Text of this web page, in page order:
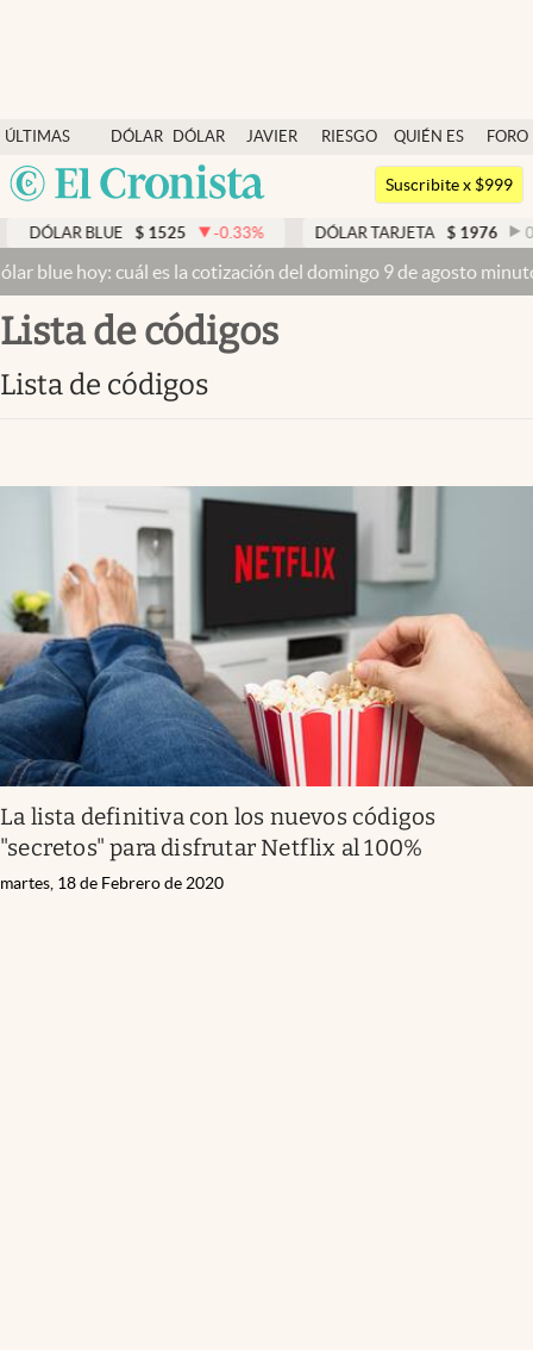
ÚLTIMAS
NOTICIAS
DÓLAR
DÓLAR
BLUE
JAVIER
RIESGO
QUIÉN ES
QUIÉN
FORO
Argentina
México
Dólar
Members
Economía y Política
Finanzas y Mercados
Mercados Online
Apertura
Infotechnology
Clase
Clima
Mundial 2026
Eventos Corporativos
El Cronista Studio
Mediakit
abre en nueva pestaña
Argentina
Suscribite x $999
DÓLAR BLUE $ 1525 -0.33% DÓLAR TARJETA $ 1976
blue hoy: cuál es la cotización del domingo 9 de agosto minuto
lista de códigos
lista de códigos
La lista definitiva con los nuevos códigos
"secretos" para disfrutar Netflix al 100%
martes, 18 de Febrero de 2020